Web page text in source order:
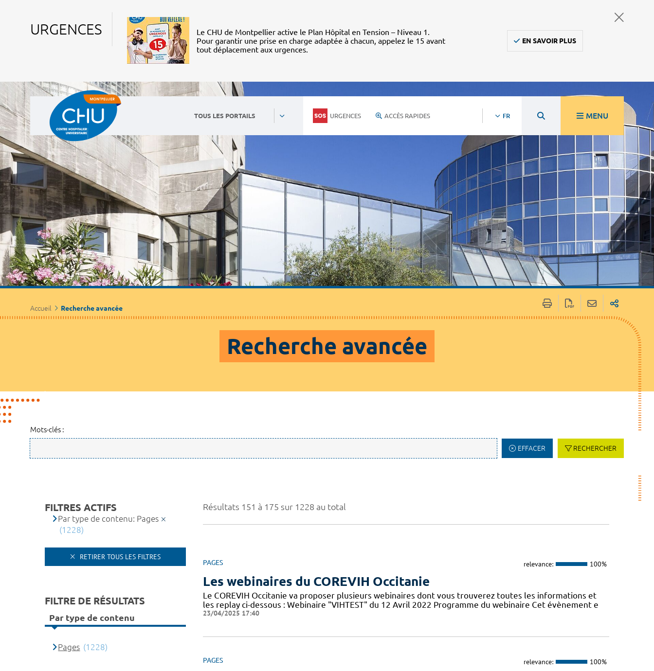
URGENCES
Le CHU de Montpellier active le Plan Hôpital en Tension – Niveau 1.
Pour garantir une prise en charge adaptée à chacun, appelez le 15 avant
tout déplacement aux urgences.
EN SAVOIR PLUS
TOUS LES PORTAILS URGENCES ACCÈS RAPIDES FR MENU
Accueil Recherche avancée
Recherche avancée
Mots-clés :
EFFACER RECHERCHER
Résultats 151 à 175 sur 1228 au total
PAGES relevance: 100%
Les webinaires du COREVIH Occitanie
Le COREVIH Occitanie va proposer plusieurs webinaires dont vous trouverez toutes les informations et
les replay ci-dessous : Webinaire "VIHTEST" du 12 Avril 2022 Programme du webinaire Cet évènement e
23/04/2025 17:40
PAGES relevance: 100%
FILTRES ACTIFS
Par type de contenu: Pages
(1228)
RETIRER TOUS LES FILTRES
FILTRE DE RÉSULTATS
Par type de contenu
Pages (1228)